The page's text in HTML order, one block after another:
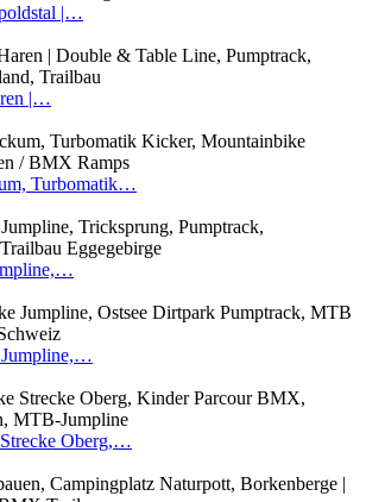
|…
|…
Turbomatik…
Strecke Oberg,…